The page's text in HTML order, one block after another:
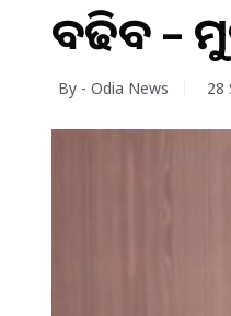
ବଢିବ –
By - Odia News 28